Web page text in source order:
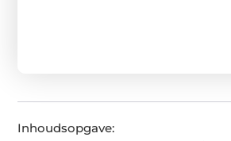
Inhoudsopgave: